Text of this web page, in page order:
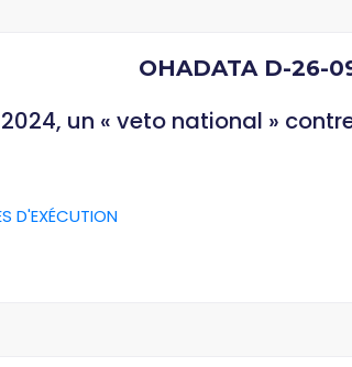
OHADATA D-26-
un « veto national » contre
D'EXÉCUTION